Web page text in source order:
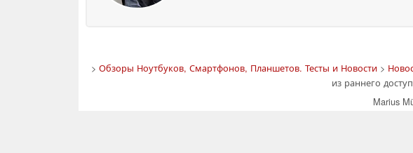
> Обзоры Ноутбуков, Смартфонов, Планшетов. Тесты и Новости >
из раннего
Marius